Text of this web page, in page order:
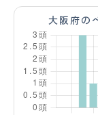
大阪府の